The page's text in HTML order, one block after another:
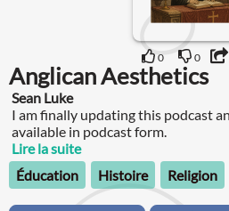
0 0
Anglican Aesthetics
Sean Luke
I am finally updating this podcast
available in podcast form.
Lire la suite
Éducation
Histoire Religion